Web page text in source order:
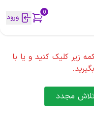
0 ورود
زیر کلیک کنید و یا با
مجدد